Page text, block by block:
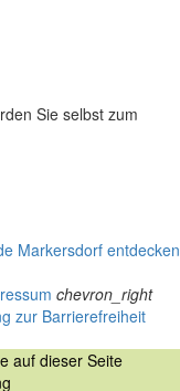
Sie selbst zum
chevron_right
zur Barrierefreiheit
auf dieser Seite